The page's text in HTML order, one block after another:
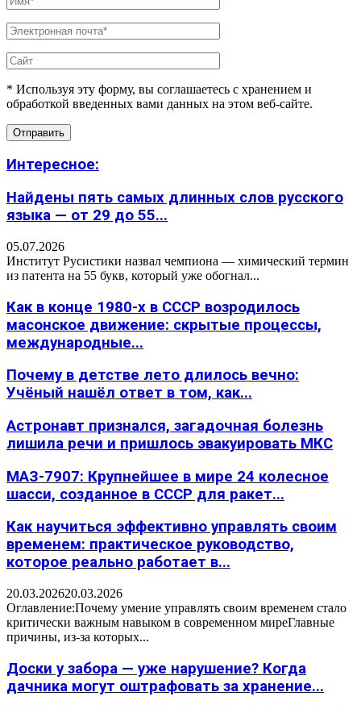
* Используя эту форму, вы соглашаетесь с хранением и
обработкой введенных вами данных на этом веб-сайте.
Интересное:
Найдены пять самых длинных слов русского
языка — от 29 до 55...
05.07.2026
Институт Русистики назвал чемпиона — химический термин
из патента на 55 букв, который уже обогнал...
Как в конце 1980-х в СССР возродилось
масонское движение: скрытые процессы,
международные...
Почему в детстве лето длилось вечно:
Учёный нашёл ответ в том, как...
Астронавт признался, загадочная болезнь
лишила речи и пришлось эвакуировать МКС
МАЗ-7907: Крупнейшее в мире 24 колесное
шасси, созданное в СССР для ракет...
Как научиться эффективно управлять своим
временем: практическое руководство,
которое реально работает в...
20.03.202620.03.2026
Оглавление:Почему умение управлять своим временем стало
критически важным навыком в современном миреГлавные
причины, из-за которых...
Доски у забора — уже нарушение? Когда
дачника могут оштрафовать за хранение...